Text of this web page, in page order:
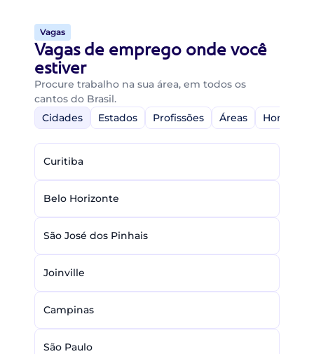
Vagas
Vagas de emprego onde você
estiver
Procure trabalho na sua área, em todos os
cantos do Brasil.
Cidades
Estados Profissões Áreas Home-
Curitiba
Belo Horizonte
São José dos Pinhais
Joinville
Campinas
São Paulo